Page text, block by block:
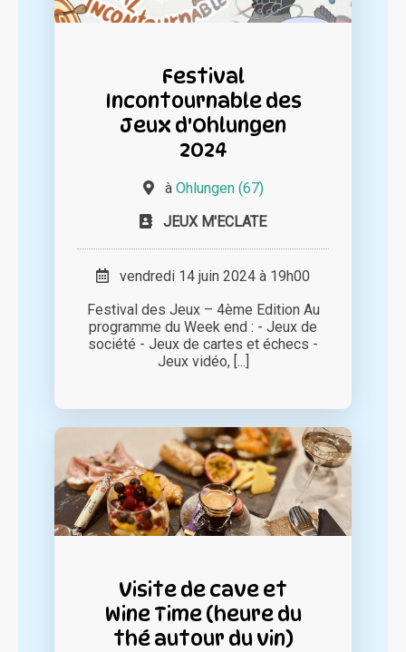
Festival
Incontournable des
Jeux d'Ohlungen
2024
à Ohlungen (67)
JEUX M'ECLATE
vendredi 14 juin 2024 à 19h00
Festival des Jeux – 4ème Edition Au
programme du Week end : - Jeux de
société - Jeux de cartes et échecs -
Jeux vidéo, [...]
Visite de cave et
Wine Time (heure du
thé autour du vin)